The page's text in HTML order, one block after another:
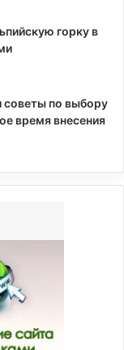
горку в
советы по выбору
время внесения